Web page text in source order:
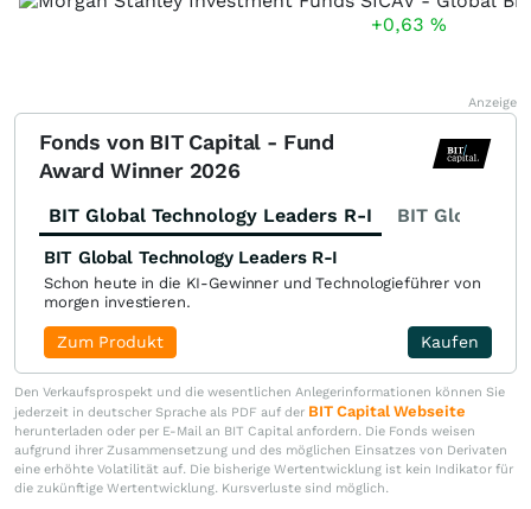
+0,63 %
Anzeige
Fonds von BIT Capital - Fund
Award Winner 2026
BIT Global Technology Leaders R-I BIT Global
BIT Global Technology Leaders R-I
Schon heute in die KI-Gewinner und Technologieführer von
morgen investieren.
Kaufen
Zum Produkt
Den Verkaufsprospekt und die wesentlichen Anlegerinformationen können Sie
jederzeit in deutscher Sprache als PDF auf der BIT Capital Webseite
herunterladen oder per E-Mail an BIT Capital anfordern. Die Fonds weisen
aufgrund ihrer Zusammensetzung und des möglichen Einsatzes von Derivaten
eine erhöhte Volatilität auf. Die bisherige Wertentwicklung ist kein Indikator für
die zukünftige Wertentwicklung. Kursverluste sind möglich.